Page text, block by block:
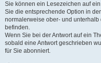
Sie können ein Lesezeichen auf
Sie die entsprechende Option in
normalerweise ober- und
befinden.
Wenn Sie bei der Antwort auf ein
sobald eine Antwort geschrieben
für Sie abonniert.